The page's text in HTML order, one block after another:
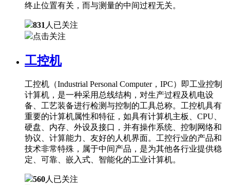
终止位置有关，而与测量的中间过程无关。
831 人已关注
点击关注
工控机
工控机（Industrial Personal Computer，IPC）即工业控制
计算机，是一种采用总线结构，对生产过程及机电设
备、工艺装备进行检测与控制的工具总称。工控机具有
重要的计算机属性和特征，如具有计算机主板、CPU、
硬盘、内存、外设及接口，并有操作系统、控制网络和
协议、计算能力、友好的人机界面。工控行业的产品和
技术非常特殊，属于中间产品，是为其他各行业提供稳
定、可靠、嵌入式、智能化的工业计算机。
560人已关注